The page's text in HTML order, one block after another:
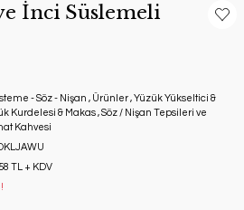
İnci Süslemeli
- Söz - Nişan , Ürünler ,Yüzük Yükseltici &
Kurdelesi & Makas ,Söz / Nişan Tepsileri ve
Kahvesi
TL + KDV